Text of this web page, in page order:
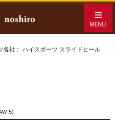
各社 :: ハイスポーツ スライドヒール
5)